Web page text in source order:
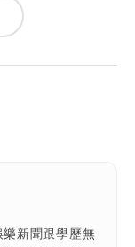
樂新聞跟學歷無